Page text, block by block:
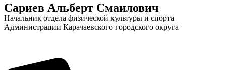
Сариев Альберт Смаилович
Начальник отдела физической культуры и спорта
Администрации Карачаевского городского округа